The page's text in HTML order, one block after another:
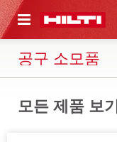
으로 건너뛰기
공구 소모품
모든 제품 보